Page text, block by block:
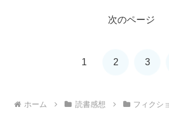
次のページ
1 2 3
ホーム 読書感想 フィクシ